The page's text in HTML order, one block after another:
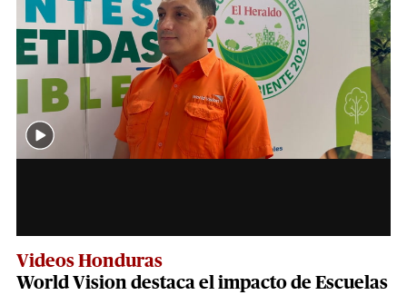
Videos Honduras
World Vision destaca el impacto de Escuelas